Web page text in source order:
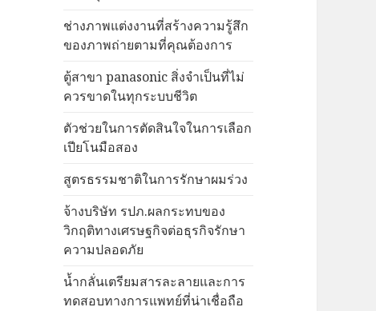
ช่างภาพแต่งงานที่สร้างความรู้สึก
ของภาพถ่ายตามที่คุณต้องการ
ตู้สาขา panasonic สิ่งจำเป็นที่ไม่
ควรขาดในทุกระบบชีวิต
ตัวช่วยในการตัดสินใจในการเลือก
เปียโนมือสอง
สูตรธรรมชาติในการรักษาผมร่วง
จ้างบริษัท รปภ.ผลกระทบของ
วิกฤติทางเศรษฐกิจต่อธุรกิจรักษา
ความปลอดภัย
น้ำกลั่นเตรียมสารละลายและการ
ทดสอบทางการแพทย์ที่น่าเชื่อถือ